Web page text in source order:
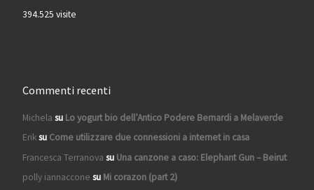
394.525 visite
Commenti recenti
Michela su Lo yogurt bio dell’Antico Podere Bernardi a Melaverde
Eriksu Come utilizzare due connessioni a internet in casa
Francesca Terranova su Una canzone a caso: Elephant Gun – Beirut
polly iannaccone su Mi corazon (part 2)